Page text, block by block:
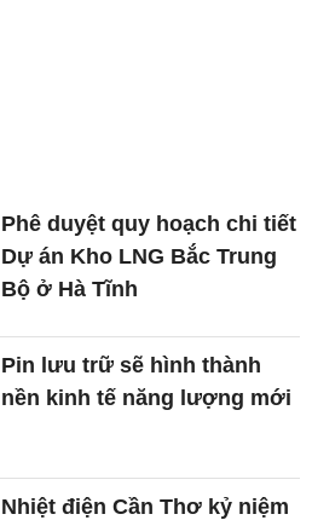
Phê duyệt quy hoạch chi tiết
Dự án Kho LNG Bắc Trung
Bộ ở Hà Tĩnh
Pin lưu trữ sẽ hình thành
nền kinh tế năng lượng mới
Nhiệt điện Cần Thơ kỷ niệm